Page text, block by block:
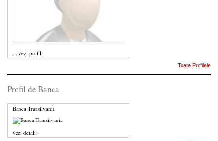
... vezi profil
Toate Profilele
Profil de Banca
Banca Transilvania
vezi detalii